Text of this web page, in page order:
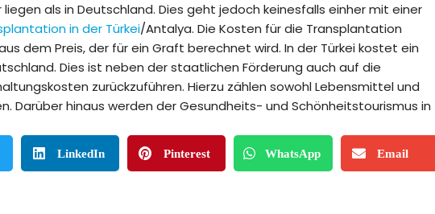
als in Deutschland. Dies geht jedoch keinesfalls einher mit einer
in der Türkei/Antalya. Die Kosten für die Transplantation
dem Preis, der für ein Graft berechnet wird. In der Türkei kostet ein
Dies ist neben der staatlichen Förderung auch auf die
zurückzuführen. Hierzu zählen sowohl Lebensmittel und
Darüber hinaus werden der Gesundheits- und Schönheitstourismus in
LinkedIn Pinterest WhatsApp Email